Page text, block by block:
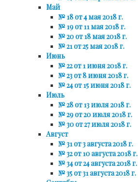
Май
№ 18 от 4 мая 2018 г.
№ 19 от 11 мая 2018 г.
№ 20 от 18 мая 2018 г.
№ 21 от 25 мая 2018 г.
Июнь
№ 22 от 1 июня 2018 г.
№ 23 от 8 июня 2018 г.
№ 24 от 15 июня 2018 г.
Июль
№ 28 от 13 июля 2018 г.
№ 29 от 20 июля 2018 г.
№ 30 от 27 июля 2018 г.
Август
№ 31 от 3 августа 2018 г.
№ 32 от 10 августа 2018 г.
№ 34 от 24 августа 2018 г.
№ 35 от 31 августа 2018 г.